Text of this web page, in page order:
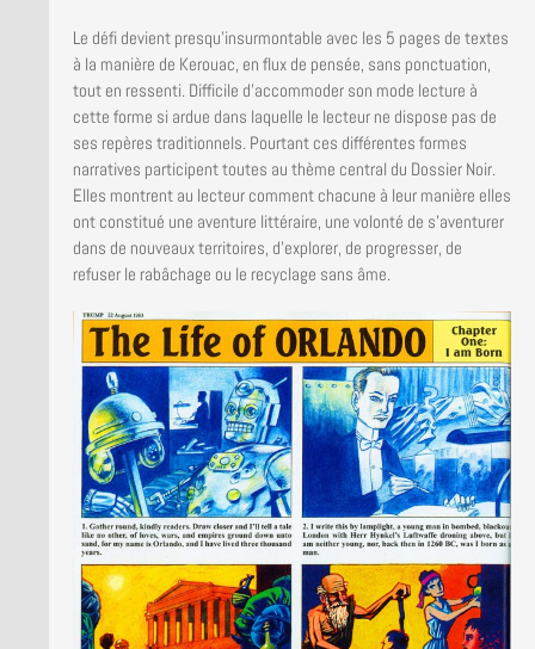
Le défi devient presqu’insurmontable avec les 5 pages de textes
à la manière de Kerouac, en flux de pensée, sans ponctuation,
tout en ressenti. Difficile d’accommoder son mode lecture à
cette forme si ardue dans laquelle le lecteur ne dispose pas de
ses repères traditionnels. Pourtant ces différentes formes
narratives participent toutes au thème central du Dossier Noir.
Elles montrent au lecteur comment chacune à leur manière elles
ont constitué une aventure littéraire, une volonté de s’aventurer
dans de nouveaux territoires, d’explorer, de progresser, de
refuser le rabâchage ou le recyclage sans âme.